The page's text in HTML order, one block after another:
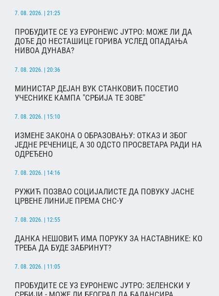
7. 08. 2026. | 21:25
ПРОБУДИТЕ СЕ УЗ ЕУРОНЕWС ЈУТРО: МОЖЕ ЛИ ДА
ДОЂЕ ДО НЕСТАШИЦЕ ГОРИВА УСЛЕД ОПАДАЊА
НИВОА ДУНАВА?
7. 08. 2026. | 20:36
МИНИСТАР ДЕЈАН ВУК СТАНКОВИЋ ПОСЕТИО
УЧЕСНИКЕ КАМПА "СРБИЈА ТЕ ЗОВЕ"
7. 08. 2026. | 15:10
ИЗМЕНЕ ЗАКОНА О ОБРАЗОВАЊУ: ОТКАЗ И ЗБОГ
ЈЕДНЕ РЕЧЕНИЦЕ, А 30 ОДСТО ПРОСВЕТАРА РАДИ НА
ОДРЕЂЕНО
7. 08. 2026. | 14:16
РУЖИЋ ПОЗВАО СОЦИЈАЛИСТЕ ДА ПОВУКУ ЈАСНЕ
ЦРВЕНЕ ЛИНИЈЕ ПРЕМА СНС-У
7. 08. 2026. | 12:55
ДАНКА НЕШОВИЋ ИМА ПОРУКУ ЗА НАСТАВНИКЕ: КО
ТРЕБА ДА БУДЕ ЗАБРИНУТ?
7. 08. 2026. | 11:05
ПРОБУДИТЕ СЕ УЗ ЕУРОНЕWС ЈУТРО: ЗЕЛЕНСКИ У